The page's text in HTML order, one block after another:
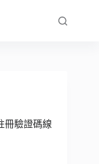
冊驗證碼線